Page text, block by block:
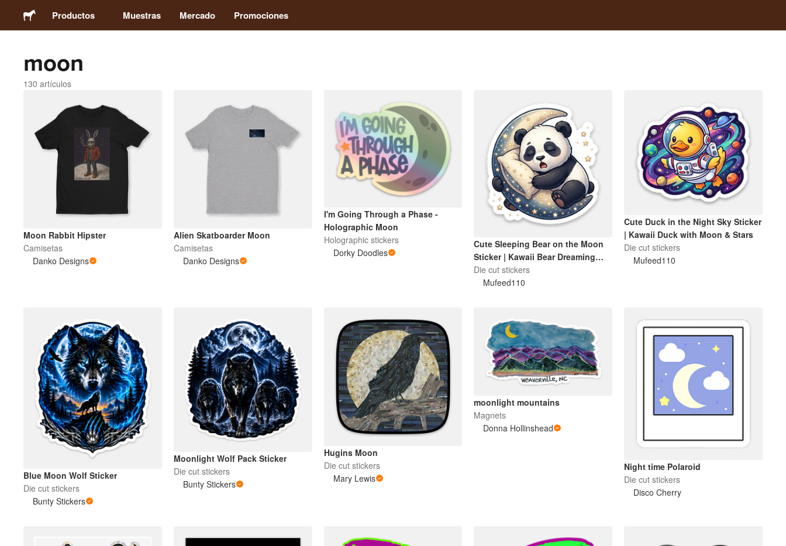
Productos
Pegatinas
Imanes
Chapas
Acrílicos
Muestras
Muestras Mercado Promociones
moon
130 artículos
Moon Rabbit Hipster
Camisetas
Danko Designs
Alien Skatboarder Moon
Camisetas
Danko Designs
I'm Going Through a Phase -
Holographic Moon
Holographic stickers
Dorky Doodles
Cute Sleeping Bear on the Moon
Sticker | Kawaii Bear Dreaming
Die-Cut Sticker
Die cut stickers
Mufeed110
Cute Duck in the Night Sky Sticker
| Kawaii Duck with Moon & Stars
Die cut stickers
Mufeed110
Blue Moon Wolf Sticker
Die cut stickers
Bunty Stickers
Moonlight Wolf Pack Sticker
Die cut stickers
Bunty Stickers
Hugins Moon
Die cut stickers
Mary Lewis
moonlight mountains
Magnets
Donna Hollinshead
Night time Polaroid
Die cut stickers
Disco Cherry